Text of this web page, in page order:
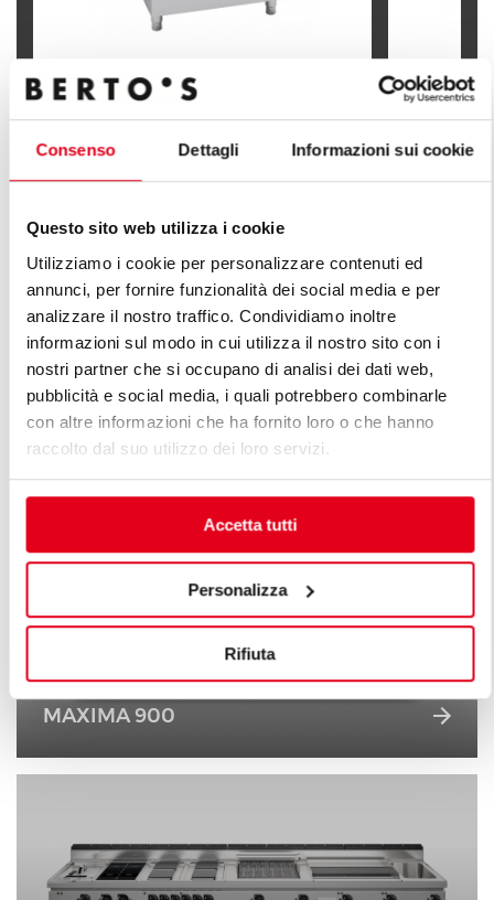
Consenso Dettagli Informazioni sui cookie
Questo sito web utilizza i cookie
Utilizziamo i cookie per personalizzare contenuti ed
annunci, per fornire funzionalità dei social media e per
analizzare il nostro traffico. Condividiamo inoltre
informazioni sul modo in cui utilizza il nostro sito con i
nostri partner che si occupano di analisi dei dati web,
pubblicità e social media, i quali potrebbero combinarle
con altre informazioni che ha fornito loro o che hanno
raccolto dal suo utilizzo dei loro servizi.
Accetta tutti
Personalizza
Rifiuta
MARMITE ÉL. CHAUFFAGE INDIRECT
100 L
MARMITE
100 L
DÉCOUVREZ TOUTES LES LIGNES
DE LIGNE PLUS
Une infinie série de solutions pour répondre aux
attentes du marché. Cuisines polyvalentes dotées de
différentes caractéristiques de capacité de production.
MAXIMA 900